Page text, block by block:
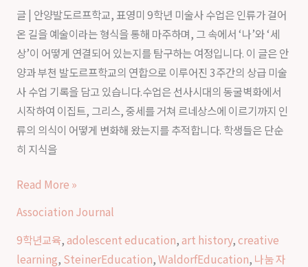
로
운
학
교
생
활
글 | 안양발도르프학교, 표영미 9학년 미술사 수업은 인류가 걸어
온 길을 예술이라는 형식을 통해 마주하며, 그 속에서 ‘나’와 ‘세
상’이 어떻게 연결되어 있는지를 탐구하는 여정입니다. 이 글은 안
양과 부천 발도르프학교의 연합으로 이루어진 3주간의 상급 미술
사 수업 기록을 담고 있습니다.수업은 선사시대의 동굴벽화에서
시작하여 이집트, 그리스, 중세를 거쳐 르네상스에 이르기까지 인
류의 의식이 어떻게 변화해 왔는지를 추적합니다. 학생들은 단순
히 지식을
술
사
수
업
｜
발
도
르
교
육
서
Read More »
Association Journal
9학년교육,adolescent education,art history,creative
learning, SteinerEducation,WaldorfEducation, 나눔 자